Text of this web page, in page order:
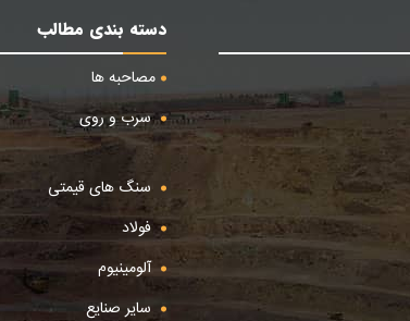
دسته بندی مطالب
مصاحبه ها
سرب و روی
سنگ های قیمتی
فولاد
آلومینیوم
سایر صنایع